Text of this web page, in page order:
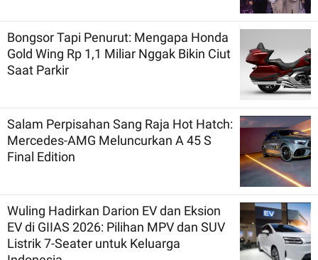
Bongsor Tapi Penurut: Mengapa Honda
Gold Wing Rp 1,1 Miliar Nggak Bikin Ciut
Saat Parkir
Salam Perpisahan Sang Raja Hot Hatch:
Mercedes-AMG Meluncurkan A 45 S
Final Edition
Wuling Hadirkan Darion EV dan Eksion
EV di GIIAS 2026: Pilihan MPV dan SUV
Listrik 7-Seater untuk Keluarga